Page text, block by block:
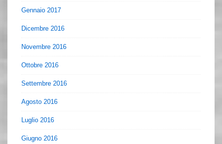
Gennaio 2017
Dicembre 2016
Novembre 2016
Ottobre 2016
Settembre 2016
Agosto 2016
Luglio 2016
Giugno 2016